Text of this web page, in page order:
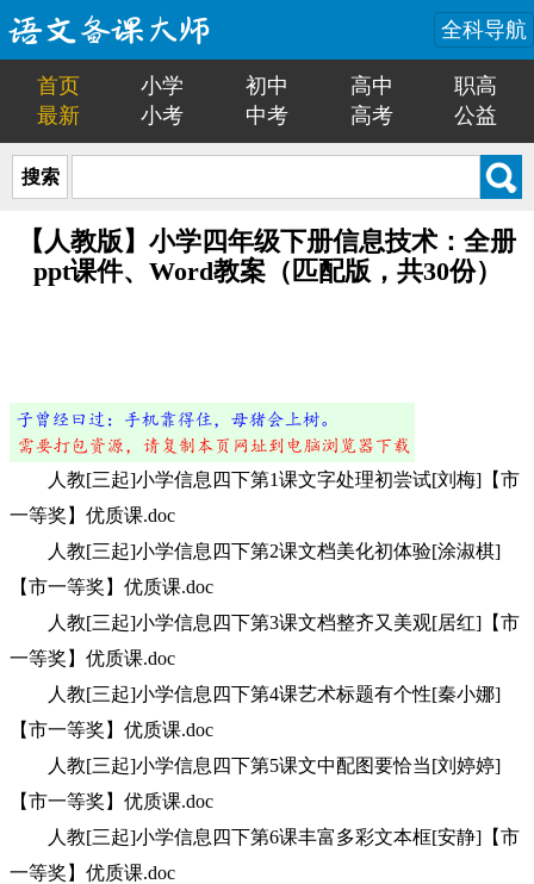
全科导航
首页 小学 初中 高中
职高
最新
小考 中考 高考 公益
搜索
【人教版】小学四年级下册信息技术：全册
ppt课件、Word教案（匹配版，共30份）
人教[三起]小学信息四下第1课文字处理初尝试[刘梅]【市
一等奖】优质课.doc
人教[三起]小学信息四下第2课文档美化初体验[涂淑棋]
【市一等奖】优质课.doc
人教[三起]小学信息四下第3课文档整齐又美观[居红]【市
一等奖】优质课.doc
人教[三起]小学信息四下第4课艺术标题有个性[秦小娜]
【市一等奖】优质课.doc
人教[三起]小学信息四下第5课文中配图要恰当[刘婷婷]
【市一等奖】优质课.doc
人教[三起]小学信息四下第6课丰富多彩文本框[安静]【市
一等奖】优质课.doc